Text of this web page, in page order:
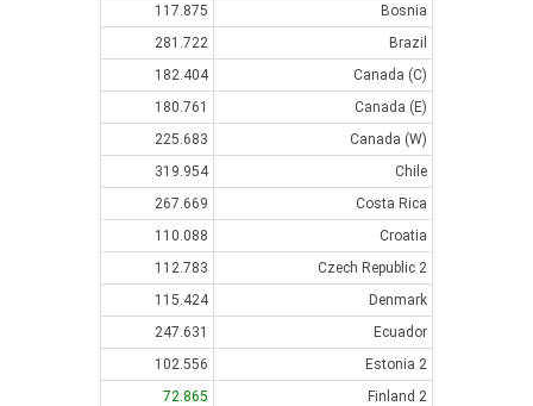
Bosnia
117.875
Brazil
281.722
Canada (C)
182.404
Canada (E)
180.761
Canada (W)
225.683
Chile
319.954
Costa Rica
267.669
Croatia
110.088
Czech Republic 2
112.783
Denmark
115.424
Ecuador
247.631
Estonia 2
102.556
Finland 2
72.865